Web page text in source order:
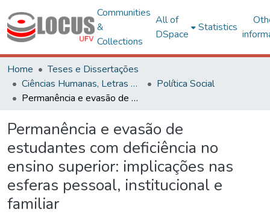
Communities
&
Collections
All of
DSpace
Statistics
Home
Teses e Dissertações
Ciências Humanas, Letras e Artes
Política Social
Permanência e evasão de estudantes com deficiência no ensino superior: implicações nas esferas pessoal, institucional e familiar
Permanência e evasão de
estudantes com deficiência no
ensino superior: implicações nas
esferas pessoal, institucional e
familiar